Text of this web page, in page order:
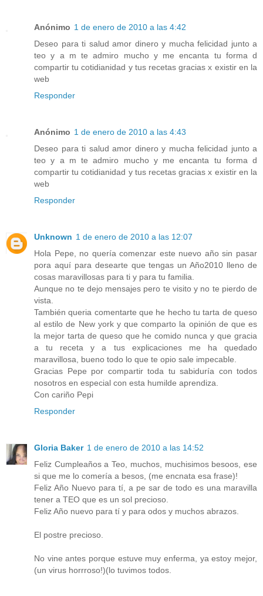
Anónimo 1 de enero de 2010 a las 4:42
Deseo para ti salud amor dinero y mucha felicidad junto a
teo y a m te admiro mucho y me encanta tu forma d
compartir tu cotidianidad y tus recetas gracias x existir en la
web
Responder
Anónimo 1 de enero de 2010 a las 4:43
Deseo para ti salud amor dinero y mucha felicidad junto a
teo y a m te admiro mucho y me encanta tu forma d
compartir tu cotidianidad y tus recetas gracias x existir en la
web
Responder
Unknown 1 de enero de 2010 a las 12:07
Hola Pepe, no quería comenzar este nuevo año sin pasar
pora aquí para desearte que tengas un Año2010 lleno de
cosas maravillosas para ti y para tu familia.
Aunque no te dejo mensajes pero te visito y no te pierdo de
vista.
También queria comentarte que he hecho tu tarta de queso
al estilo de New york y que comparto la opinión de que es
la mejor tarta de queso que he comido nunca y que gracia
a tu receta y a tus explicaciones me ha quedado
maravillosa, bueno todo lo que te opio sale impecable.
Gracias Pepe por compartir toda tu sabiduría con todos
nosotros en especial con esta humilde aprendiza.
Con cariño Pepi
Responder
Gloria Baker 1 de enero de 2010 a las 14:52
Feliz Cumpleaños a Teo, muchos, muchisimos besoos, ese
si que me lo comería a besos, (me encnata esa frase)!
Feliz Año Nuevo para tí, a pe sar de todo es una maravilla
tener a TEO que es un sol precioso.
Feliz Año nuevo para tí y para odos y muchos abrazos.
El postre precioso.
No vine antes porque estuve muy enferma, ya estoy mejor,
(un virus horrroso!)(lo tuvimos todos.